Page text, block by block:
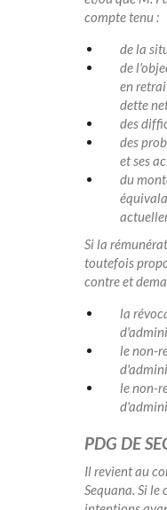
compte tenu :
de la
de
en
dette
des
des
et ses
du
Si la
toutefois
contre et
la
le non-
le non-
PDG DE
Il revient au
Sequana. Si le